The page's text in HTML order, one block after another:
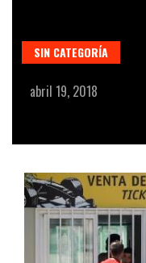
SIN CATEGORÍA
abril 19, 2018